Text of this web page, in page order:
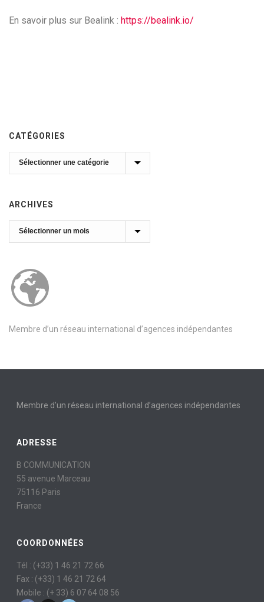
En savoir plus sur Bealink : https://bealink.io/
CATÉGORIES
Catégories
ARCHIVES
Archives
Membre d’un réseau international d’agences indépendantes
Membre d’un réseau international d’agences indépendantes
ADRESSE
B COMMUNICATION
55 avenue Marceau
75116 Paris
France
COORDONNÉES
Tél : (+33) 1 46 21 72 66
Fax : (+33) 1 46 21 72 64
Mobile : (+ 33) 6 07 64 08 56